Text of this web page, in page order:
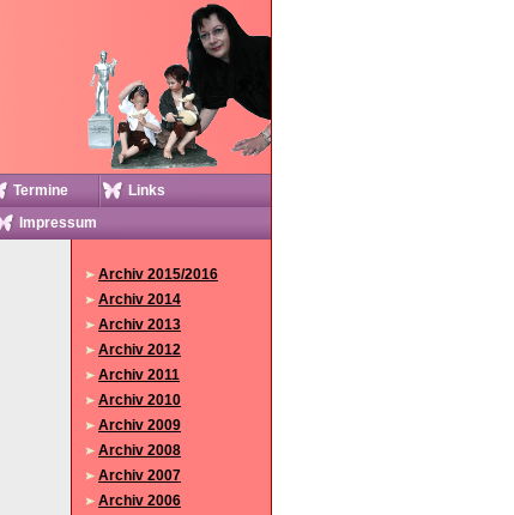
Termine
Links
Impressum
Archiv 2015/2016
Archiv 2014
Archiv 2013
Archiv 2012
Archiv 2011
Archiv 2010
Archiv 2009
Archiv 2008
Archiv 2007
Archiv 2006